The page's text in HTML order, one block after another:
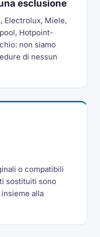
esclusione
Electrolux, Miele,
Hotpoint-
non siamo
di nessun
o compatibili
sostituiti sono
alla